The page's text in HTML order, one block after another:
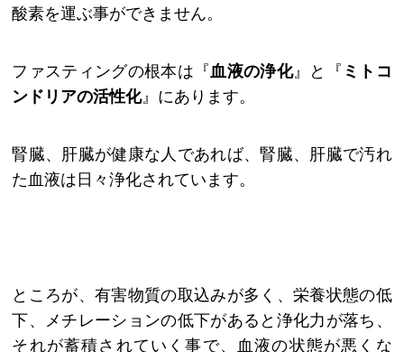
酸素を運ぶ事ができません。
ファスティングの根本は『血液の浄化』と『 ミトコ
ンドリアの活性化』にあります。
腎臓、肝臓が健康な人であれば、腎臓、肝臓で汚れ
た血液は日々浄化されています。
ところが、有害物質の取込みが多く、栄養状態の低
下、メチレーションの低下があると浄化力が落ち、
それが蓄積されていく事で、血液の状態が悪くな